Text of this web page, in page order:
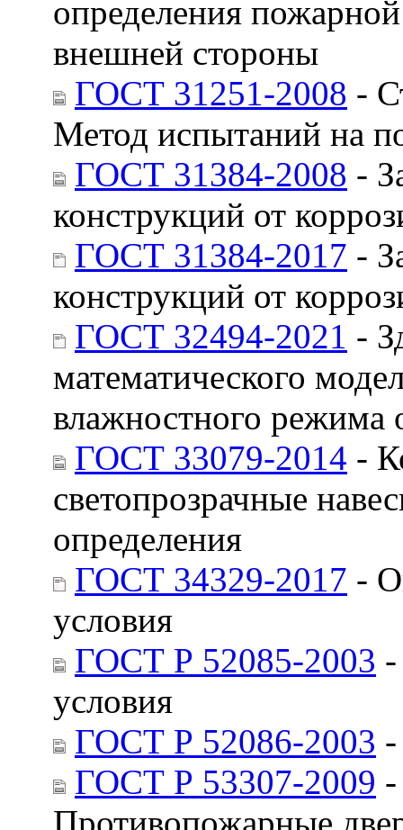
определения
внешней стороны
ГОСТ 31251-2008 -
Метод испытаний на
ГОСТ 31384-2008 -
конструкций от
ГОСТ 31384-2017 -
конструкций от
ГОСТ 32494-2021 -
математического
влажностного
ГОСТ 33079-2014 -
светопрозрачные
определения
ГОСТ 34329-2017 -
условия
ГОСТ Р 52085-2003
условия
ГОСТ Р 52086-2003
ГОСТ Р 53307-2009
Противопожарные